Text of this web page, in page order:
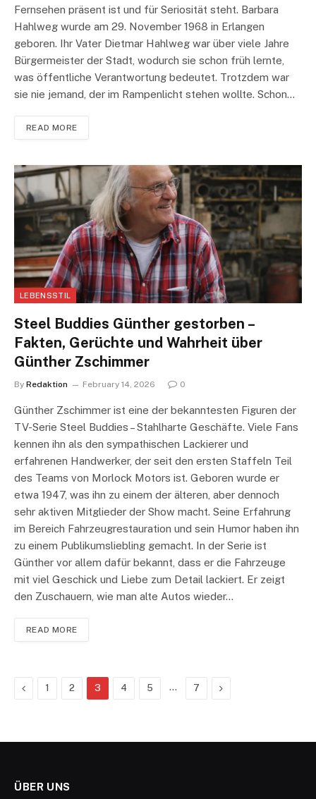
Fernsehen präsent ist und für Seriosität steht. Barbara
Hahlweg wurde am 29. November 1968 in Erlangen
geboren. Ihr Vater Dietmar Hahlweg war über viele Jahre
Bürgermeister der Stadt, wodurch sie schon früh lernte,
was öffentliche Verantwortung bedeutet. Trotzdem war
sie nie jemand, der im Rampenlicht stehen wollte. Schon…
READ MORE
LEBENSSTIL
Steel Buddies Günther gestorben –
Fakten, Gerüchte und Wahrheit über
Günther Zschimmer
By Redaktion February 14, 2026 0
Günther Zschimmer ist eine der bekanntesten Figuren der
TV-Serie Steel Buddies – Stahlharte Geschäfte. Viele Fans
kennen ihn als den sympathischen Lackierer und
erfahrenen Handwerker, der seit den ersten Staffeln Teil
des Teams von Morlock Motors ist. Geboren wurde er
etwa 1947, was ihn zu einem der älteren, aber dennoch
sehr aktiven Mitglieder der Show macht. Seine Erfahrung
im Bereich Fahrzeugrestauration und sein Humor haben ihn
zu einem Publikumsliebling gemacht. In der Serie ist
Günther vor allem dafür bekannt, dass er die Fahrzeuge
mit viel Geschick und Liebe zum Detail lackiert. Er zeigt
den Zuschauern, wie man alte Autos wieder…
READ MORE
Previous
1 2 3 4 5 … 7 Next
ÜBER UNS